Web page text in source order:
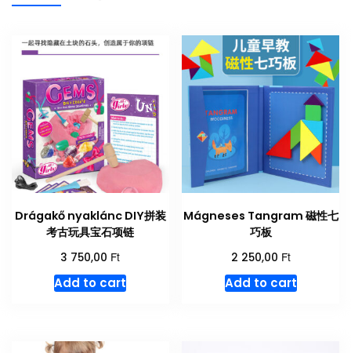
Drágakő nyaklánc DIY拼装
考古玩具宝石项链
3 750,00 Ft
Add to cart
Mágneses Tangram 磁性七
巧板
2 250,00 Ft
Add to cart